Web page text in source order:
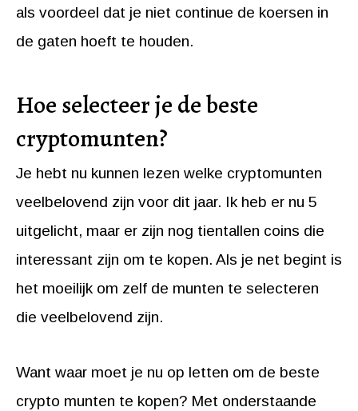
als voordeel dat je niet continue de koersen in
de gaten hoeft te houden.
Hoe selecteer je de beste
cryptomunten?
Je hebt nu kunnen lezen welke cryptomunten
veelbelovend zijn voor dit jaar. Ik heb er nu 5
uitgelicht, maar er zijn nog tientallen coins die
interessant zijn om te kopen. Als je net begint is
het moeilijk om zelf de munten te selecteren
die veelbelovend zijn.
Want waar moet je nu op letten om de beste
crypto munten te kopen? Met onderstaande